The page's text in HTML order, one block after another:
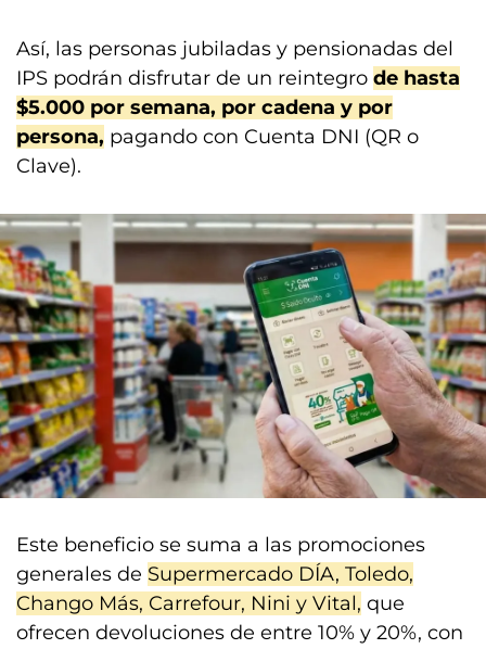
Así, las personas jubiladas y pensionadas del
IPS podrán disfrutar de un reintegro de hasta
$5.000 por semana, por cadena y por
persona, pagando con Cuenta DNI (QR o
Clave).
Este beneficio se suma a las promociones
generales de Supermercado DÍA, Toledo,
Chango Más, Carrefour, Nini y Vital, que
ofrecen devoluciones de entre 10% y 20%, con